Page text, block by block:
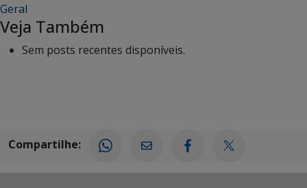
Geral
Veja Também
Sem posts recentes disponíveis.
Compartilhe: